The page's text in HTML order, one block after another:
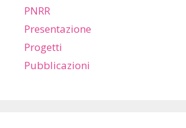
PNRR
Presentazione
Progetti
Pubblicazioni